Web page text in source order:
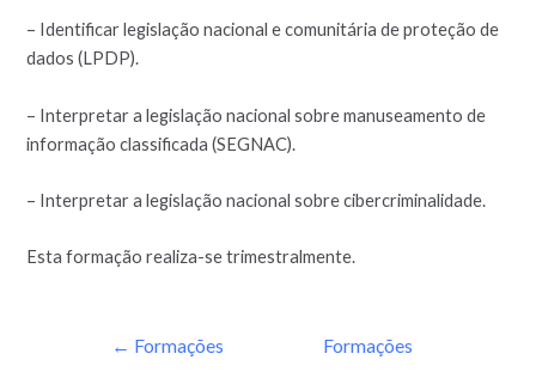
– Identificar legislação nacional e comunitária de proteção de
dados (LPDP).
– Interpretar a legislação nacional sobre manuseamento de
informação classificada (SEGNAC).
– Interpretar a legislação nacional sobre cibercriminalidade.
Esta formação realiza-se trimestralmente.
← Formações
Formações